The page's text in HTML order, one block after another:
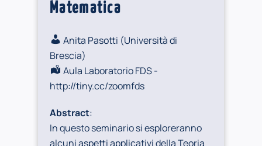
Matematica
Anita Pasotti (Università di
Brescia)
Aula Laboratorio FDS -
http://tiny.cc/zoomfds
Abstract:
In questo seminario si esploreranno
alcuni aspetti applicativi della Teoria